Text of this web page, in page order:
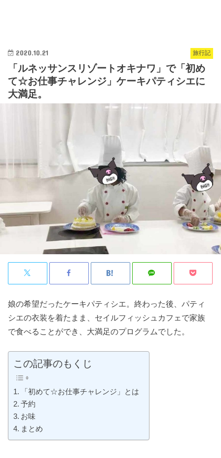
旅行記
2020.10.21
「ルネッサンスリゾートオキナワ」で「初め
て☆お仕事チャレンジ」ケーキパティシエに
大満足。
娘の希望だったケーキパティシエ。終わった後、パティ
シエの衣装を着たまま、セイルフィッシュカフェで家族
で食べることができ、大満足のプログラムでした。
この記事のもくじ
「初めて☆お仕事チャレンジ」とは
予約
お味
まとめ